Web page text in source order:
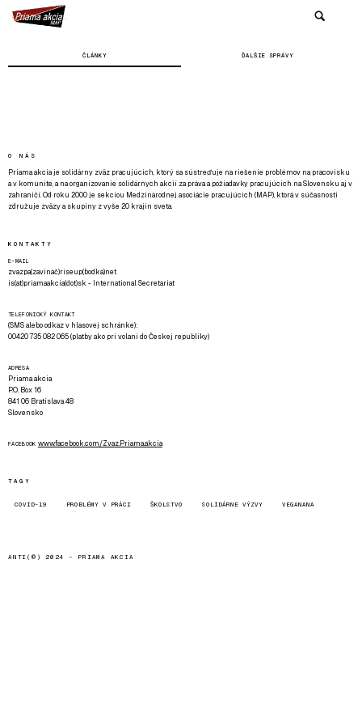
ČLÁNKY ĎALŠIE SPRÁVY
O NÁS
Priama akcia je solidárny zväz pracujúcich, ktorý sa sústreďuje na riešenie problémov na pracovisku
a v komunite, a na organizovanie solidárnych akcií za práva a požiadavky pracujúcich na Slovensku aj v
zahraničí. Od roku 2000 je sekciou Medzinárodnej asociácie pracujúcich (MAP), ktorá v súčasnosti
združuje zväzy a skupiny z vyše 20 krajín sveta.
KONTAKTY
E-MAIL
zvazpa(zavináč)riseup(bodka)net
is(at)priamaakcia(dot)sk - International Secretariat
TELEFONICKÝ KONTAKT
(SMS alebo odkaz v hlasovej schránke):
00420 735 082 065 (platby ako pri volaní do Českej republiky)
ADRESA
Priama akcia
P.O. Box 16
841 06 Bratislava 48
Slovensko
FACEBOOK www.facebook.com/Zvaz.Priama.akcia
TAGY
COVID-19 PROBLÉMY V PRÁCI ŠKOLSTVO SOLIDÁRNE VÝZVY VEGANANA
ANTI(©) 2024 - PRIAMA AKCIA